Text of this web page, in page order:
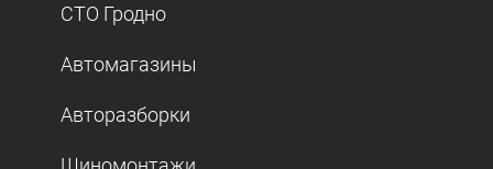
СТО Гродно
Автомагазины
Авторазборки